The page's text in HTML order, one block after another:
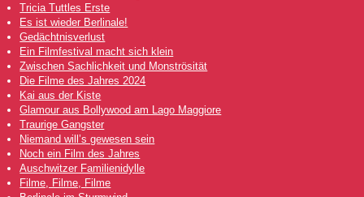
Tricia Tuttles Erste
Es ist wieder Berlinale!
Gedächtnisverlust
Ein Filmfestival macht sich klein
Zwischen Sachlichkeit und Monströsität
Die Filme des Jahres 2024
Kai aus der Kiste
Glamour aus Bollywood am Lago Maggiore
Traurige Gangster
Niemand will’s gewesen sein
Noch ein Film des Jahres
Auschwitzer Familienidylle
Filme, Filme, Filme